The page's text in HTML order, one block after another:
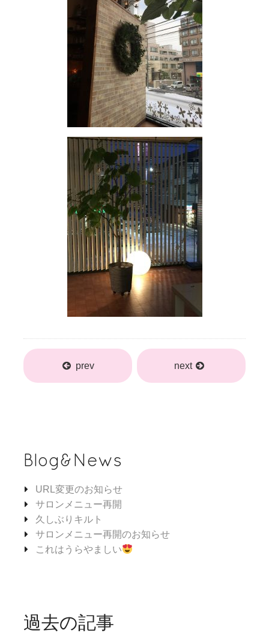
prev next
Blog&News
URL変更のお知らせ
サロンメニュー再開
久しぶりキルト
サロンメニュー再開のお知らせ
これはうらやましい
過去の記事